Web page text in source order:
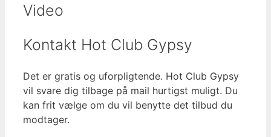
Video
Kontakt Hot Club Gypsy
Det er gratis og uforpligtende. Hot Club Gypsy
vil svare dig tilbage på mail hurtigst muligt. Du
kan frit vælge om du vil benytte det tilbud du
modtager.